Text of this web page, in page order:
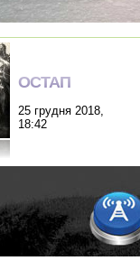
ОСТАП
25 грудня 2018,
18:42